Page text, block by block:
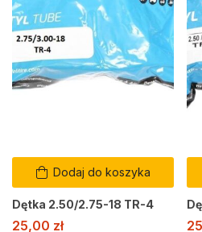
Dodaj do koszyka
Dętka 2.50/2.75-18 TR-4
25,00 zł